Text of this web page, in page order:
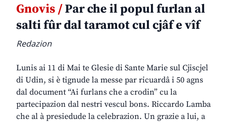
Gnovis /Par che il popul furlan al
salti fûr dal taramot cul cjâf e vîf
Redazion
Lunis ai 11 di Mai te Glesie di Sante Marie sul Cjiscjel
di Udin, si è tignude la messe par ricuardâ i 50 agns
dal document “Ai furlans che a crodin” cu la
partecipazion dal nestri vescul bons. Riccardo Lamba
che al à presiedude la celebrazion. Un grazie a lui, a